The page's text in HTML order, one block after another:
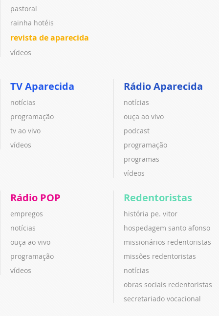
pastoral
rainha hotéis
revista de aparecida
vídeos
TV Aparecida
notícias
programação
tv ao vivo
vídeos
Rádio Aparecida
notícias
ouça ao vivo
podcast
programação
programas
vídeos
Rádio POP
empregos
notícias
ouça ao vivo
programação
vídeos
Redentoristas
história pe. vitor
hospedagem santo afonso
missionários redentoristas
missões redentoristas
notícias
obras sociais redentoristas
secretariado vocacional